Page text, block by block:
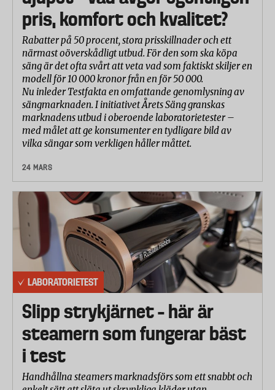
pris, komfort och kvalitet?
Rabatter på 50 procent, stora prisskillnader och ett
närmast oöverskådligt utbud. För den som ska köpa
säng är det ofta svårt att veta vad som faktiskt skiljer en
modell för 10 000 kronor från en för 50 000.
Nu inleder Testfakta en omfattande genomlysning av
sängmarknaden. I initiativet Årets Säng granskas
marknadens utbud i oberoende laboratorietester –
med målet att ge konsumenter en tydligare bild av
vilka sängar som verkligen håller måttet.
24 MARS
LABORATORIETEST
Slipp strykjärnet – här är
steamern som fungerar bäst
i test
Handhållna steamers marknadsförs som ett snabbt och